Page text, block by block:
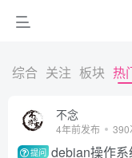
综合 关注 板块 热
不念
4年前发布 390
提问 debian操作